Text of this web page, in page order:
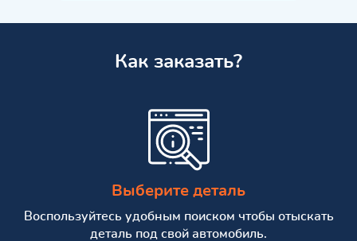
Как заказать?
Выберите деталь
Воспользуйтесь удобным поиском чтобы отыскать
деталь под свой автомобиль.